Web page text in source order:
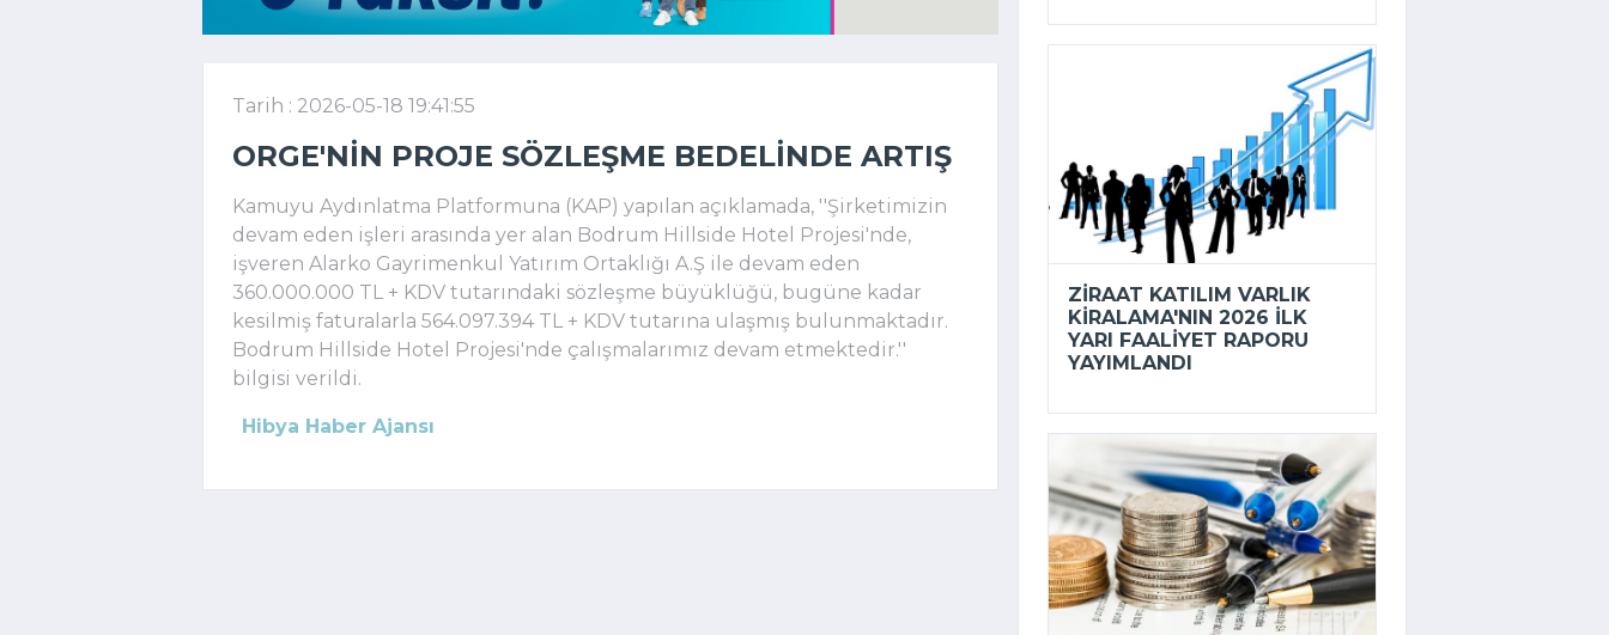
Tarih : 2026-05-18 19:41:55
ORGE'NIN PROJE SÖZLEŞME BEDELINDE ARTIŞ
Kamuyu Aydınlatma Platformuna (KAP) yapılan açıklamada, ''Şirketimizin
devam eden işleri arasında yer alan Bodrum Hillside Hotel Projesi'nde,
işveren Alarko Gayrimenkul Yatırım Ortaklığı A.Ş ile devam eden
360.000.000 TL + KDV tutarındaki sözleşme büyüklüğü, bugüne kadar
kesilmiş faturalarla 564.097.394 TL + KDV tutarına ulaşmış bulunmaktadır.
Bodrum Hillside Hotel Projesi'nde çalışmalarımız devam etmektedir.''
bilgisi verildi.
Hibya Haber Ajansı
ZIRAAT KATILIM VARLIK
KIRALAMA'NIN 2026 ILK
YARI FAALIYET RAPORU
YAYIMLANDI